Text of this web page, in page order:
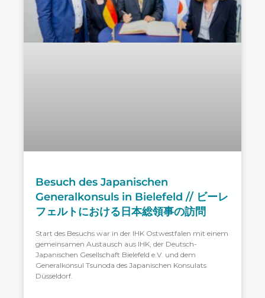
Besuch des Japanischen
Generalkonsuls in Bielefeld // ビーレ
フェルトにおける日本総領事の訪問
Start des Besuchs war in der IHK Ostwestfalen mit einem
gemeinsamen Austausch aus IHK, der Deutsch-
Japanischen Gesellschaft Bielefeld e.V. und dem
Generalkonsul Tsunoda des Japanischen Konsulats
Düsseldorf.